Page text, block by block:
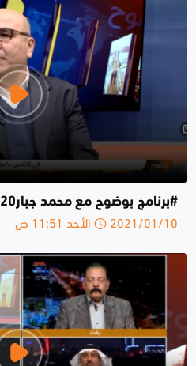
#برنامج بوضوح مع محمد جبار20 2 2019
2021/01/10 الأحد 11:51 ص